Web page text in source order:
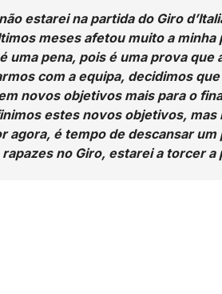
estarei na partida do Giro
meses afetou muito a
uma pena, pois é uma prova que
com a equipa, decidimos
novos objetivos mais para o
estes novos objetivos,
agora, é tempo de descansar
no Giro, estarei a torcer a